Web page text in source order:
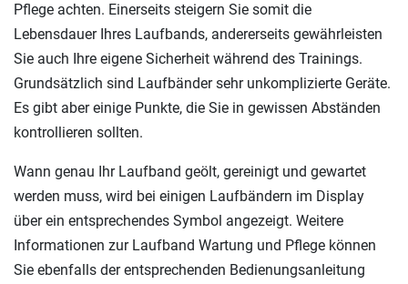
Pflege achten. Einerseits steigern Sie somit die
Lebensdauer Ihres Laufbands, andererseits gewährleisten
Sie auch Ihre eigene Sicherheit während des Trainings.
Grundsätzlich sind Laufbänder sehr unkomplizierte Geräte.
Es gibt aber einige Punkte, die Sie in gewissen Abständen
kontrollieren sollten.
Wann genau Ihr Laufband geölt, gereinigt und gewartet
werden muss, wird bei einigen Laufbändern im Display
über ein entsprechendes Symbol angezeigt. Weitere
Informationen zur Laufband Wartung und Pflege können
Sie ebenfalls der entsprechenden Bedienungsanleitung